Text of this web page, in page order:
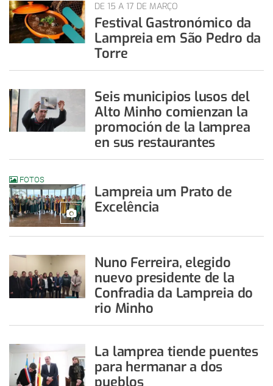
DE 15 A 17 DE MARÇO
Festival Gastronómico da
Lampreia em São Pedro da
Torre
Seis municipios lusos del
Alto Minho comienzan la
promoción de la lamprea
en sus restaurantes
FOTOS
Lampreia um Prato de
Excelência
Nuno Ferreira, elegido
nuevo presidente de la
Confradia da Lampreia do
rio Minho
La lamprea tiende puentes
para hermanar a dos
pueblos